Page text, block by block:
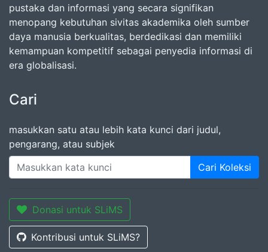
pustaka dan informasi yang secara signifikan
menopang kebutuhan sivitas akademika oleh sumber
daya manusia berkualitas, berdedikasi dan memiliki
kemampuan kompetitif sebagai penyedia informasi di
era globalisasi.
Cari
masukkan satu atau lebih kata kunci dari judul,
pengarang, atau subjek
Cari Koleksi
Donasi untuk SLiMS
Kontribusi untuk SLiMS?